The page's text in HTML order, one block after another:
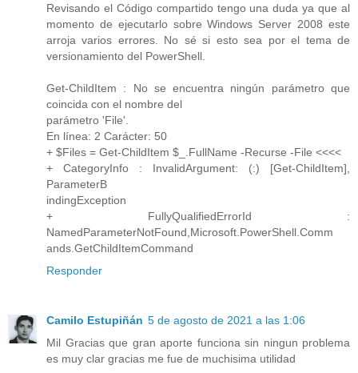
Revisando el Código compartido tengo una duda ya que al
momento de ejecutarlo sobre Windows Server 2008 este
arroja varios errores. No sé si esto sea por el tema de
versionamiento del PowerShell.
Get-ChildItem : No se encuentra ningún parámetro que
coincida con el nombre del
parámetro 'File'.
En línea: 2 Carácter: 50
+ $Files = Get-ChildItem $_.FullName -Recurse -File <<<<
+ CategoryInfo : InvalidArgument: (:) [Get-ChildItem],
ParameterB
indingException
+ FullyQualifiedErrorId :
NamedParameterNotFound,Microsoft.PowerShell.Comm
ands.GetChildItemCommand
Responder
Camilo Estupiñán 5 de agosto de 2021 a las 1:06
Mil Gracias que gran aporte funciona sin ningun problema
es muy clar gracias me fue de muchisima utilidad